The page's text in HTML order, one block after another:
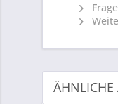
ÄHNLICHE